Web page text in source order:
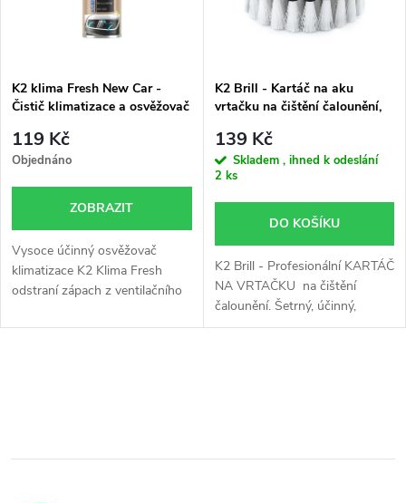
p
r
o
d
u
k
s
p
r
d
u
K2 klima Fresh New Car -
Čistič klimatizace a osvěžovač
119 Kč
Objednáno
ZOBRAZIT
Vysoce účinný osvěžovač
klimatizace K2 Klima Fresh
odstraní zápach z ventilačního
provoní celý interiér vozu.
K2 Brill - Kartáč na aku
vrtačku na čištění čalounění,
139 Kč
Skladem , ihned k odeslání
2 ks
DO KOŠÍKU
K2 Brill - Profesionální KARTÁČ
NA VRTAČKU na čištění
čalounění. Šetrný, účinný,
snadný na použití. Odstraňuje
l